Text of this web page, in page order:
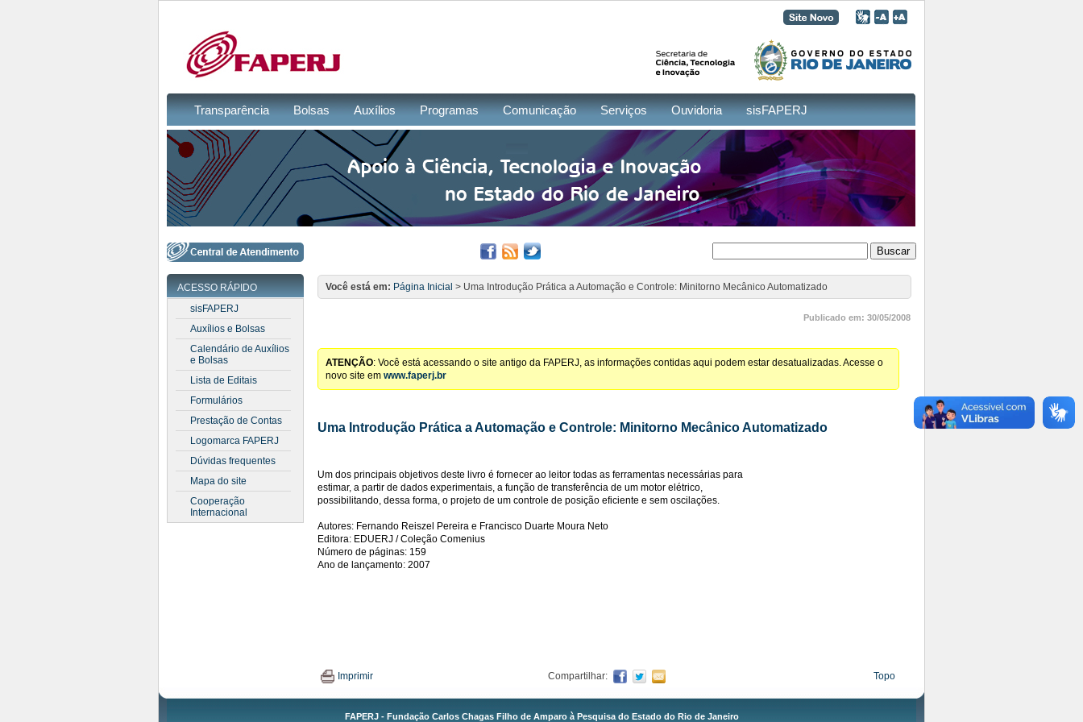
Transparência Bolsas Auxílios Programas Comunicação Serviços Ouvidoria sisFAPERJ
ACESSO RÁPIDO
sisFAPERJ
Auxílios e Bolsas
Calendário de Auxílios
e Bolsas
Lista de Editais
Formulários
Prestação de Contas
Logomarca FAPERJ
Dúvidas frequentes
Mapa do site
Cooperação
Internacional
Você está em: Página Inicial > Uma Introdução Prática a Automação e Controle: Minitorno Mecânico Automatizado
Publicado em: 30/05/2008
ATENÇÃO: Você está acessando o site antigo da FAPERJ, as informações contidas aqui podem estar desatualizadas. Acesse o
novo site em www.faperj.br
Uma Introdução Prática a Automação e Controle: Minitorno Mecânico Automatizado
Um dos principais objetivos deste livro é fornecer ao leitor todas as ferramentas necessárias para
estimar, a partir de dados experimentais, a função de transferência de um motor elétrico,
possibilitando, dessa forma, o projeto de um controle de posição eficiente e sem oscilações.
Autores: Fernando Reiszel Pereira e Francisco Duarte Moura Neto
Editora: EDUERJ / Coleção Comenius
Número de páginas: 159
Ano de lançamento: 2007
Imprimir Compartilhar: Topo
FAPERJ - Fundação Carlos Chagas Filho de Amparo à Pesquisa do Estado do Rio de Janeiro